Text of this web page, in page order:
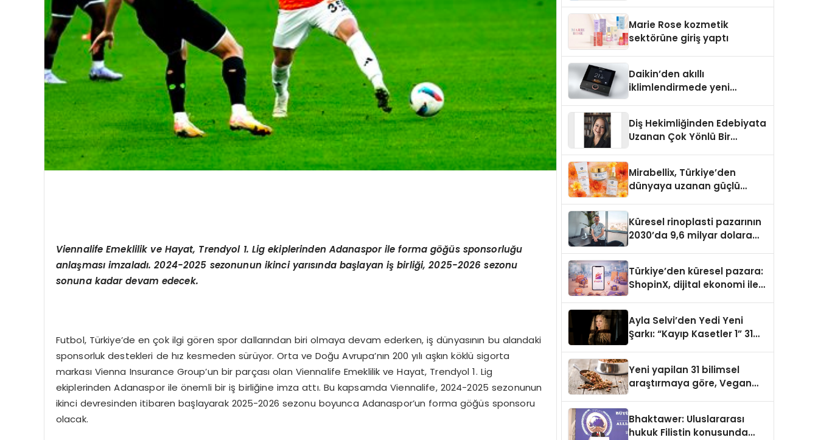
ViennalifeEmeklilik ve Hayat, Trendyol 1. Lig ekiplerinden Adanaspor ile forma göğüs sponsorluğu
anlaşması imzaladı. 2024-2025 sezonunun ikinci yarısında başlayan iş birliği, 2025-2026 sezonu
sonuna kadar devam edecek.
Futbol, Türkiye’de en çok ilgi gören spor dallarından biri olmaya devam ederken, iş dünyasının bu alandaki
sponsorluk destekleri de hız kesmeden sürüyor. Orta ve Doğu Avrupa’nın 200 yılı aşkın köklü sigorta
markası Vienna Insurance Group’un bir parçası olan Viennalife Emeklilik ve Hayat, Trendyol 1. Lig
ekiplerinden Adanaspor ile önemli bir iş birliğine imza attı. Bu kapsamda Viennalife, 2024-2025 sezonunun
ikinci devresinden itibaren başlayarak 2025-2026 sezonu boyunca Adanaspor’un forma göğüs sponsoru
olacak.
Aldı
Marie Rose kozmetik
sektörüne giriş yaptı
Daikin’den akıllı
iklimlendirmede yeni
Diş Hekimliğinden Edebiyata
Uzanan Çok Yönlü Bir
Mirabellix, Türkiye’den
dünyaya uzanan güçlü
Küresel rinoplasti pazarının
2030’da 9,6 milyar dolara
Türkiye’den küresel pazara:
ShopinX, dijital ekonomi ile
Ayla Selvi’den Yedi Yeni
Şarkı: “Kayıp Kasetler 1” 31
Yeni yapilan 31 bilimsel
araştırmaya göre, Vegan
Sindirildiğini Ortaya Koydu
Bhaktawer: Uluslararası
hukuk Filistin konusunda